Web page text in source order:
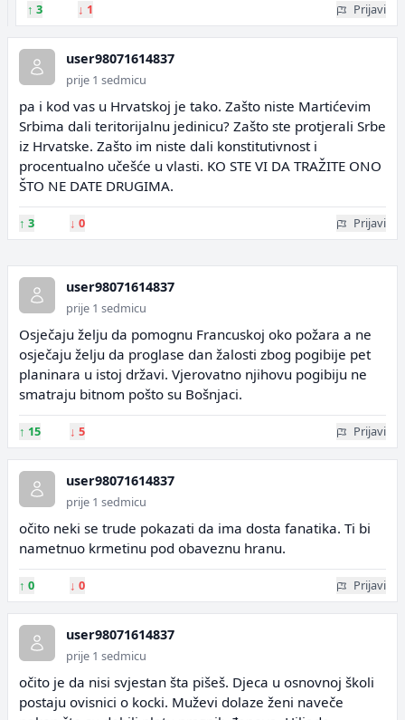
↑ 3 ↓ 1 Prijavi
user98071614837
prije 1 sedmicu
pa i kod vas u Hrvatskoj je tako. Zašto niste Martićevim
Srbima dali teritorijalnu jedinicu? Zašto ste protjerali Srbe
iz Hrvatske. Zašto im niste dali konstitutivnost i
procentualno učešće u vlasti. KO STE VI DA TRAŽITE ONO
ŠTO NE DATE DRUGIMA.
↑ 3 ↓ 0 Prijavi
user98071614837
prije 1 sedmicu
Osječaju želju da pomognu Francuskoj oko požara a ne
osječaju želju da proglase dan žalosti zbog pogibije pet
planinara u istoj državi. Vjerovatno njihovu pogibiju ne
smatraju bitnom pošto su Bošnjaci.
↑ 15 ↓ 5 Prijavi
user98071614837
prije 1 sedmicu
očito neki se trude pokazati da ima dosta fanatika. Ti bi
nametnuo krmetinu pod obaveznu hranu.
↑ 0 ↓ 0 Prijavi
user98071614837
prije 1 sedmicu
očito je da nisi svjestan šta pišeš. Djeca u osnovnoj školi
postaju ovisnici o kocki. Muževi dolaze ženi naveče